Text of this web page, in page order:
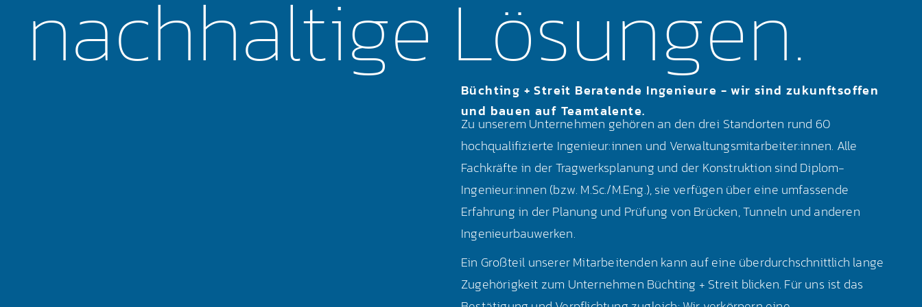
nachhaltige Lösungen.
Büchting + Streit Beratende Ingenieure - wir sind zukunftsoffen
und bauen auf Teamtalente.
Zu unserem Unternehmen gehören an den drei Standorten rund 60
hochqualifizierte Ingenieur:innen und Verwaltungsmitarbeiter:innen. Alle
Fachkräfte in der Tragwerksplanung und der Konstruktion sind Diplom-
Ingenieur:innen (bzw. M.Sc./M.Eng.), sie verfügen über eine umfassende
Erfahrung in der Planung und Prüfung von Brücken, Tunneln und anderen
Ingenieurbauwerken.
Ein Großteil unserer Mitarbeitenden kann auf eine überdurchschnittlich lange
Zugehörigkeit zum Unternehmen Büchting + Streit blicken. Für uns ist das